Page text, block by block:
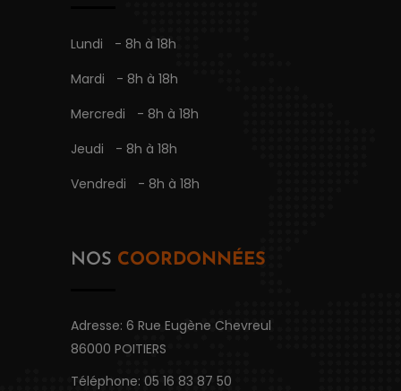
Lundi
- 8h à 18h
Mardi
- 8h à 18h
Mercredi
- 8h à 18h
Jeudi
- 8h à 18h
Vendredi
- 8h à 18h
NOS COORDONNÉES
Adresse: 6 Rue Eugène Chevreul
86000 POITIERS
Téléphone: 05 16 83 87 50